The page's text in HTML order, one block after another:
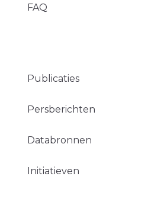
FAQ
Publicaties
Persberichten
Databronnen
Initiatieven